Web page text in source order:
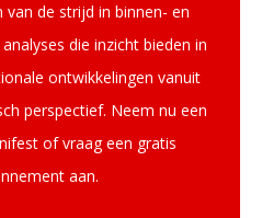
van de strijd in binnen- en
die inzicht bieden in
ontwikkelingen vanuit
perspectief. Neem nu een
of vraag een gratis
aan.